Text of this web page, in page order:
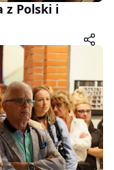
z Polski i